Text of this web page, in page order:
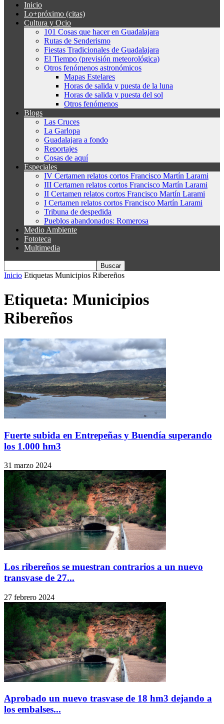
Inicio
Lo+próximo (citas)
Cultura y Ocio
101 Cosas que hacer en Guadalajara
Rutas de Senderismo
Fiestas Tradicionales de Guadalajara
El Tiempo (previsión meteorológica)
Otros fenómenos astronómicos
Mapas Estelares
Horas de salida y puesta de la luna
Horas de salida y puesta del sol
Otros fenómenos
Blogs
Las Cruces
La Garlopa
Guadalajara a fondo
Reportajes
Cosas de aquí
Especiales
IV Certamen relatos cortos Francisco Martín Larami
III Certamen relatos cortos Francisco Martín Larami
II Certamen relatos cortos Francisco Martín Larami
I Certamen relatos cortos Francisco Martín Larami
Tribuna de despedida
Pueblos abandonados: Romerosa
Medio Ambiente
Fototeca
Multimedia
Inicio Etiquetas Municipios Ribereños
Etiqueta: Municipios
Ribereños
Fuerte subida en Entrepeñas y Buendía superando
los 1.000 hm3
31 marzo 2024
Los ribereños se muestran contrarios a un nuevo
transvase de 27...
27 febrero 2024
Aprobado un nuevo trasvase de 18 hm3 dejando a
los embalses...